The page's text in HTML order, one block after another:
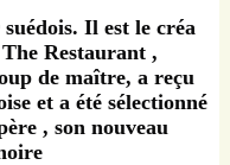
Il est le créa
Restaurant ,
de maître, a reçu
et a été sélectionné
, son nouveau